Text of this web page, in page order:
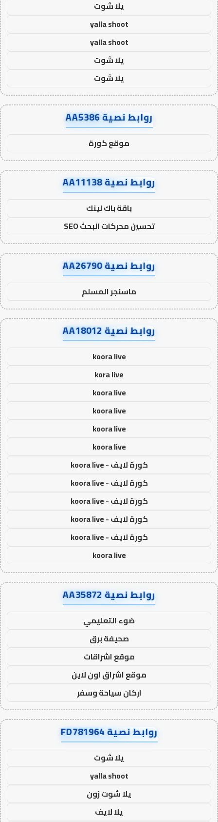
يلا شوت
yalla shoot
yalla shoot
يلا شوت
يلا شوت
روابط نصية AA5386
موقع كورة
روابط نصية AA11138
باقة باك لينك
تحسين محركات البحث SEO
روابط نصية AA26790
ماسنجر المسلم
روابط نصية AA18012
koora live
kora live
koora live
koora live
koora live
koora live
كورة لايف - koora live
كورة لايف - koora live
كورة لايف - koora live
كورة لايف - koora live
كورة لايف - koora live
koora live
روابط نصية AA35872
ضوء التعليمي
صحيفة برق
موقع اشراقات
موقع اشراق اون لاين
اركان سياحة وسفر
روابط نصية FD781964
يلا شوت
yalla shoot
يلا شوت زون
يلا لايف